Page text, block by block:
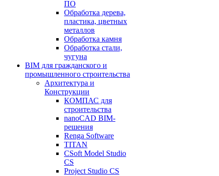
ПО
Обработка дерева,
пластика, цветных
металлов
Обработка камня
Обработка стали,
чугуна
BIM для гражданского и
промышленного строительства
Архитектура и
Конструкции
КОМПАС для
строительства
nanoCAD BIM-
решения
Renga Software
TITAN
CSoft Model Studio
CS
Project Studio CS